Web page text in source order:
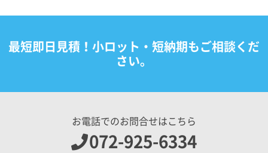
最短即日見積！小ロット・短納期もご相談くだ
さい。
お電話でのお問合せはこちら
072-925-6334